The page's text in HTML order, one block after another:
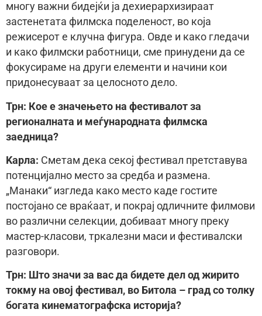
многу важни бидејќи ја дехиерархизираат
застенетата филмска поделеност, во која
режисерот е клучна фигура. Овде и како гледачи
и како филмски работници, сме принудени да се
фокусираме на други елементи и начини кои
придонесуваат за целосното дело.
Трн: Кое е значењето на фестивалот за
регионалната и меѓународната филмска
заедница?
Kaрла: Сметам дека секој фестивал претставува
потенцијално место за средба и размена.
„Манаки“ изгледа како место каде гостите
постојано се враќаат, и покрај одличните филмови
во различни селекции, добиваат многу преку
мастер-класови, тркалезни маси и фестивалски
разговори.
Трн: Што значи за вас да бидете дел од жирито
токму на овој фестивал, во Битола – град со толку
богата кинематографска историја?